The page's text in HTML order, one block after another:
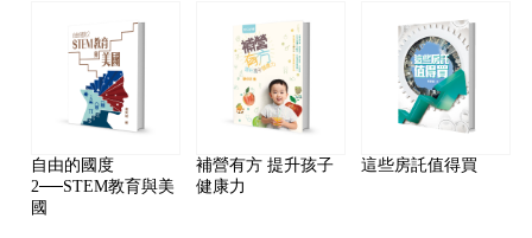
自由的國度
2──STEM教育與美
國
補營有方 提升孩子
健康力
這些房託值得買